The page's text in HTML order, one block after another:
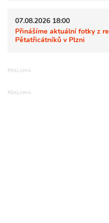
07.08.2026 18:00
Přinášíme aktuální fotky z
Pětatřicátníků v Plzni